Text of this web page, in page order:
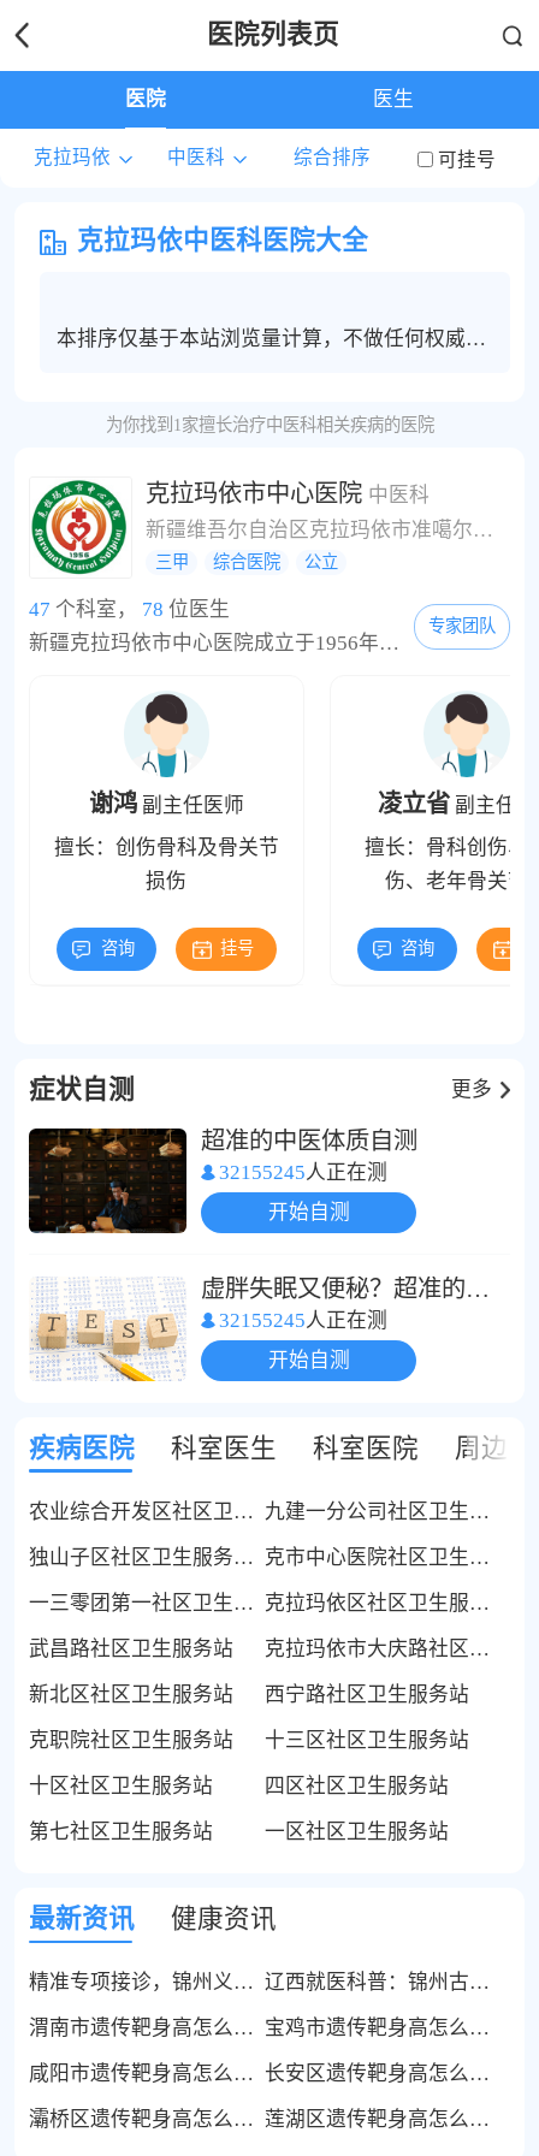
医院列表页
医院 医生
克拉玛依 中医科 综合排序 可挂号
克拉玛依中医科医院大全
本排序仅基于本站浏览量计算，不做任何权威度
询或挂号服务。
为你找到1家擅长治疗中医科相关疾病的医院
克拉玛依市中心医院 中医科
新疆维吾尔自治区克拉玛依市准噶尔路67号
三甲 综合医院 公立
47 个科室， 78 位医生
新疆克拉玛依市中心医院成立于1956年，1994年5月跨入国家“三级甲等”医院行列，是本市唯一一所集医疗、教学、科研、预防、康复、急救为一体的大型综合性“三级甲等”医院。担负着克拉玛依市及周边地区300余万人口的疑难杂症及急危重症的救治及各项医疗卫生工作。全院占地面积8.2万平方米，建筑面积7.8万平方米。医院1999年成为新疆医科大学、石河子医学院的临床教学医院;2011年被批准注册为国家自然科学基金依托单位;2012年12月顺利...
专家团队
谢鸿 副主任医师
擅长：创伤骨科及骨关节
损伤
咨询 挂号
凌立省 副主任
擅长：骨科创伤、
伤、老年骨关节
咨询
症状自测 更多
超准的中医体质自测
32155245人正在测
开始自测
虚胖失眠又便秘？超准的中医体质自测
32155245人正在测
开始自测
疾病医院 科室医生 科室医院 周边
农业综合开发区社区卫生服务站
九建一分公司社区卫生服务站
独山子区社区卫生服务管理中心
克市中心医院社区卫生服务指导中心
一三零团第一社区卫生服务站
克拉玛依区社区卫生服务管理中心
武昌路社区卫生服务站
克拉玛依市大庆路社区卫生服务站
新北区社区卫生服务站
西宁路社区卫生服务站
克职院社区卫生服务站
十三区社区卫生服务站
十区社区卫生服务站
四区社区卫生服务站
第七社区卫生服务站
一区社区卫生服务站
最新资讯 健康资讯
精准专项接诊，锦州义县外阴白斑患者可选择长春三零六中医院
辽西就医科普：锦州古塔区如何高效前往长春看外阴白斑专病？
渭南市遗传靶身高怎么算达标吗？一次说清值不值
宝鸡市遗传靶身高怎么算达标吗？附权威依据
咸阳市遗传靶身高怎么算达标吗？早评估早安心
长安区遗传靶身高怎么算达标吗？中西结合怎么选
灞桥区遗传靶身高怎么算达标吗？附检查清单
莲湖区遗传靶身高怎么算达标吗？花得明明白白